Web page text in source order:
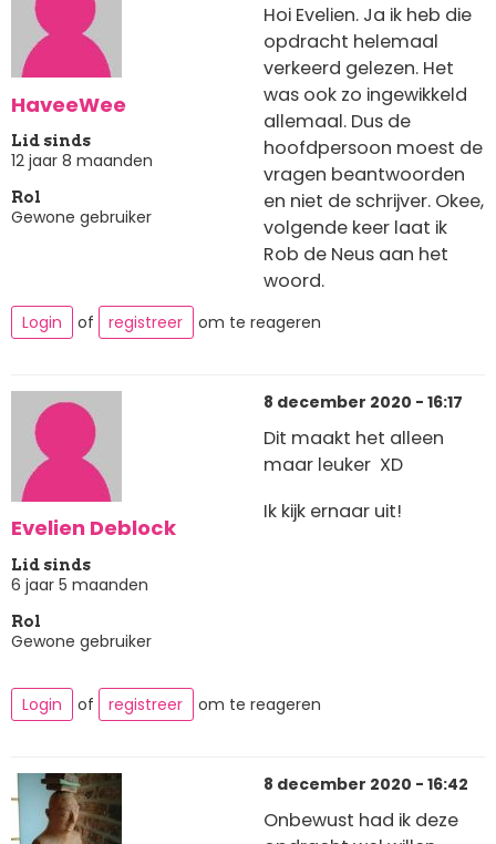
HaveeWee
Lid sinds
12 jaar 8 maanden
Rol
Gewone gebruiker
Hoi Evelien. Ja ik heb die
opdracht helemaal
verkeerd gelezen. Het
was ook zo ingewikkeld
allemaal. Dus de
hoofdpersoon moest de
vragen beantwoorden
en niet de schrijver. Okee,
volgende keer laat ik
Rob de Neus aan het
woord.
Login of registreer om te reageren
Evelien Deblock
Lid sinds
6 jaar 5 maanden
Rol
Gewone gebruiker
8 december 2020 - 16:17
Dit maakt het alleen
maar leuker XD
Ik kijk ernaar uit!
Login of registreer om te reageren
8 december 2020 - 16:42
Onbewust had ik deze